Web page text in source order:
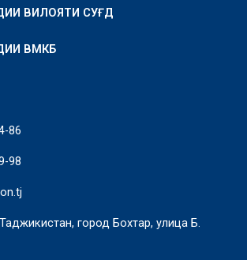
ВИЛОЯТИ СУҒД
ВМКБ
86
98
город Бохтар, улица Б.